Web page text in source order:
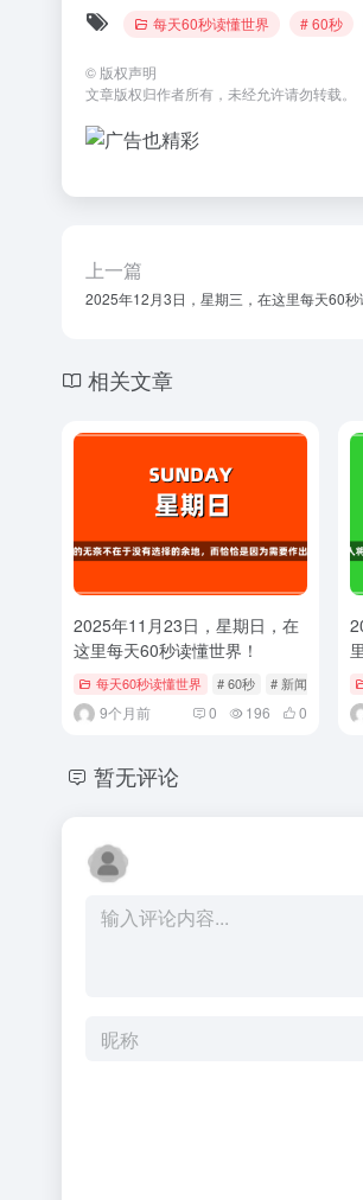
每天60秒读懂世界 # 60秒
© 版权声明
文章版权归作者所有，未经允许请勿转载。
上一篇
2025年12月3日，星期三，在这里每天60秒
相关文章
2025年11月23日，星期日，在
这里每天60秒读懂世界！
每天60秒读懂世界 # 60秒 # 新闻 # 每
9个月前 0 196 0
暂无评论